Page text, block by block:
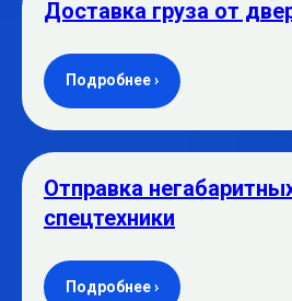
Доставка груза от
Подробнее ›
Отправка
спецтехники
Подробнее ›